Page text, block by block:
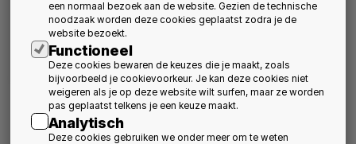
een normaal bezoek aan de website. Gezien de technische
noodzaak worden deze cookies geplaatst zodra je de
website bezoekt.
Functioneel
Deze cookies bewaren de keuzes die je maakt, zoals
bijvoorbeeld je cookievoorkeur. Je kan deze cookies niet
weigeren als je op deze website wilt surfen, maar ze worden
pas geplaatst telkens je een keuze maakt.
Analytisch
Deze cookies gebruiken we onder meer om te weten
BVA & Davos
Nieuws Over BVA
1 september 2026
Uitnodiging Algemene
schedule3 augustus 2026